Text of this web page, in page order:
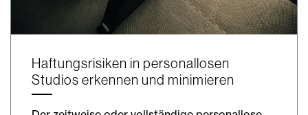
Haftungsrisiken in personallosen
Studios erkennen und minimieren